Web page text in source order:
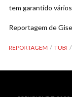
tem garantido
Reportagem de
REPORTAGEM TUBI